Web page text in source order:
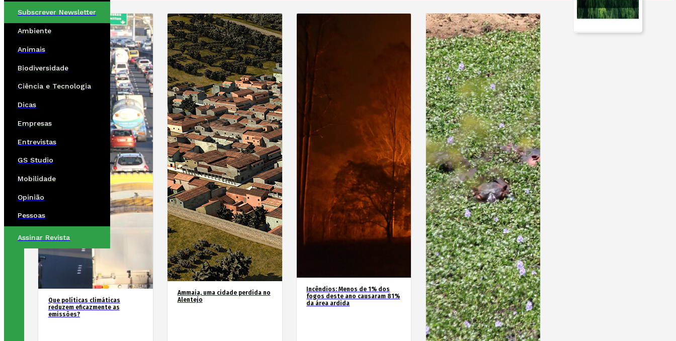
Subscrever Newsletter
Ambiente
Animais
Biodiversidade
Ciência e Tecnologia
Dicas
Empresas
Entrevistas
GS Studio
Mobilidade
Opinião
Pessoas
Assinar Revista
Que políticas climáticas
reduzem eficazmente as
emissões?
Ammaia, uma cidade perdida no
Alentejo
Incêndios: Menos de 1% dos
fogos deste ano causaram 81%
da área ardida